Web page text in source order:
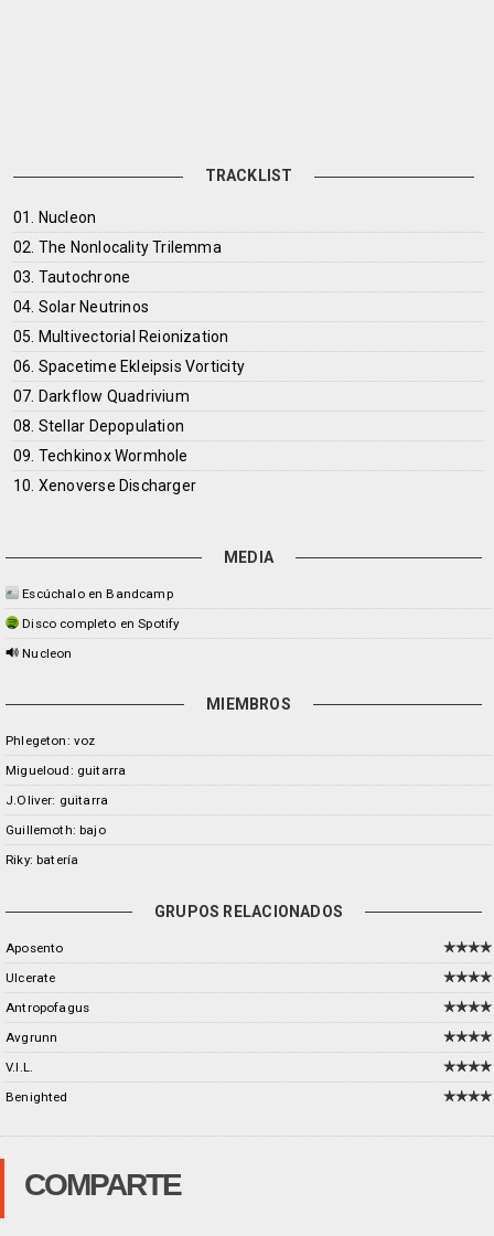
TRACKLIST
01. Nucleon
02. The Nonlocality Trilemma
03. Tautochrone
04. Solar Neutrinos
05. Multivectorial Reionization
06. Spacetime Ekleipsis Vorticity
07. Darkflow Quadrivium
08. Stellar Depopulation
09. Techkinox Wormhole
10. Xenoverse Discharger
MEDIA
Escúchalo en Bandcamp
Disco completo en Spotify
Nucleon
MIEMBROS
Phlegeton: voz
Migueloud: guitarra
J.Oliver: guitarra
Guillemoth: bajo
Riky: batería
GRUPOS RELACIONADOS
Aposento
Ulcerate
Antropofagus
Avgrunn
V.I.L.
Benighted
COMPARTE